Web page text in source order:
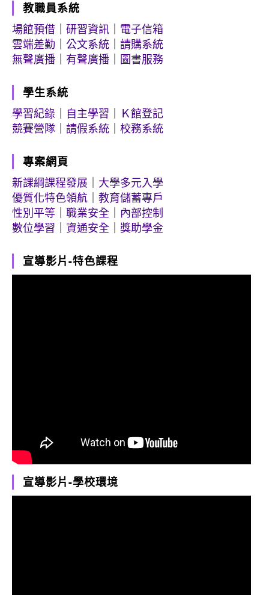
教職員系統
場館預借
研習資訊
電子信箱
雲端差勤
公文系統
請購系統
無聲廣播
有聲廣播 圖書服務
學生系統
學習紀錄
自主學習
Ｋ館登記
競賽營隊
請假系統 校務系統
專案網頁
新課綱課程發展
大學多元入學
優質化特色領航
教育儲蓄專戶
性別平等
職業安全
內部控制
數位學習
資通安全 獎助學金
宣導影片-特色課程
宣導影片-學校環境